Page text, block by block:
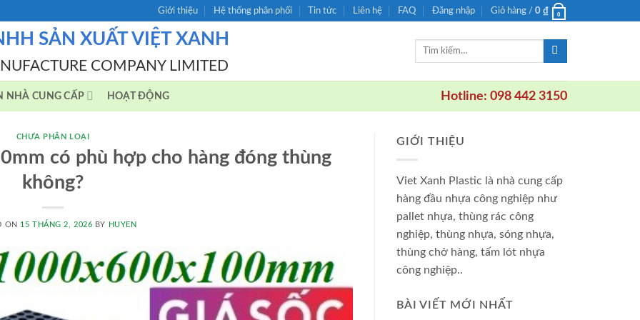
Giới thiệu Hệ thống phân phối Tin tức Liên hệ FAQ Đăng nhập Giỏ hàng / 0 ₫ 0
SẢN XUẤT VIỆT XANH
COMPANY LIMITED
Tìm
NHÀ CUNG CẤP HOẠT ĐỘNG Hotline: 098 442 3150
CHƯA PHÂN LOẠI
có phù hợp cho hàng đóng thùng
không?
ON 15 THÁNG 2, 2026 BY HUYEN
GIỚI THIỆU
Viet Xanh Plastic là nhà cung cấp
hàng đầu nhựa công nghiệp như
pallet nhựa, thùng rác công
nghiệp, thùng nhựa, sóng nhựa,
thùng chở hàng, tấm lót nhựa
công nghiệp..
BÀI VIẾT MỚI NHẤT